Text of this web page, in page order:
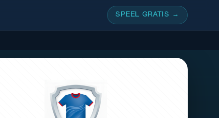
SPEEL GRATIS →